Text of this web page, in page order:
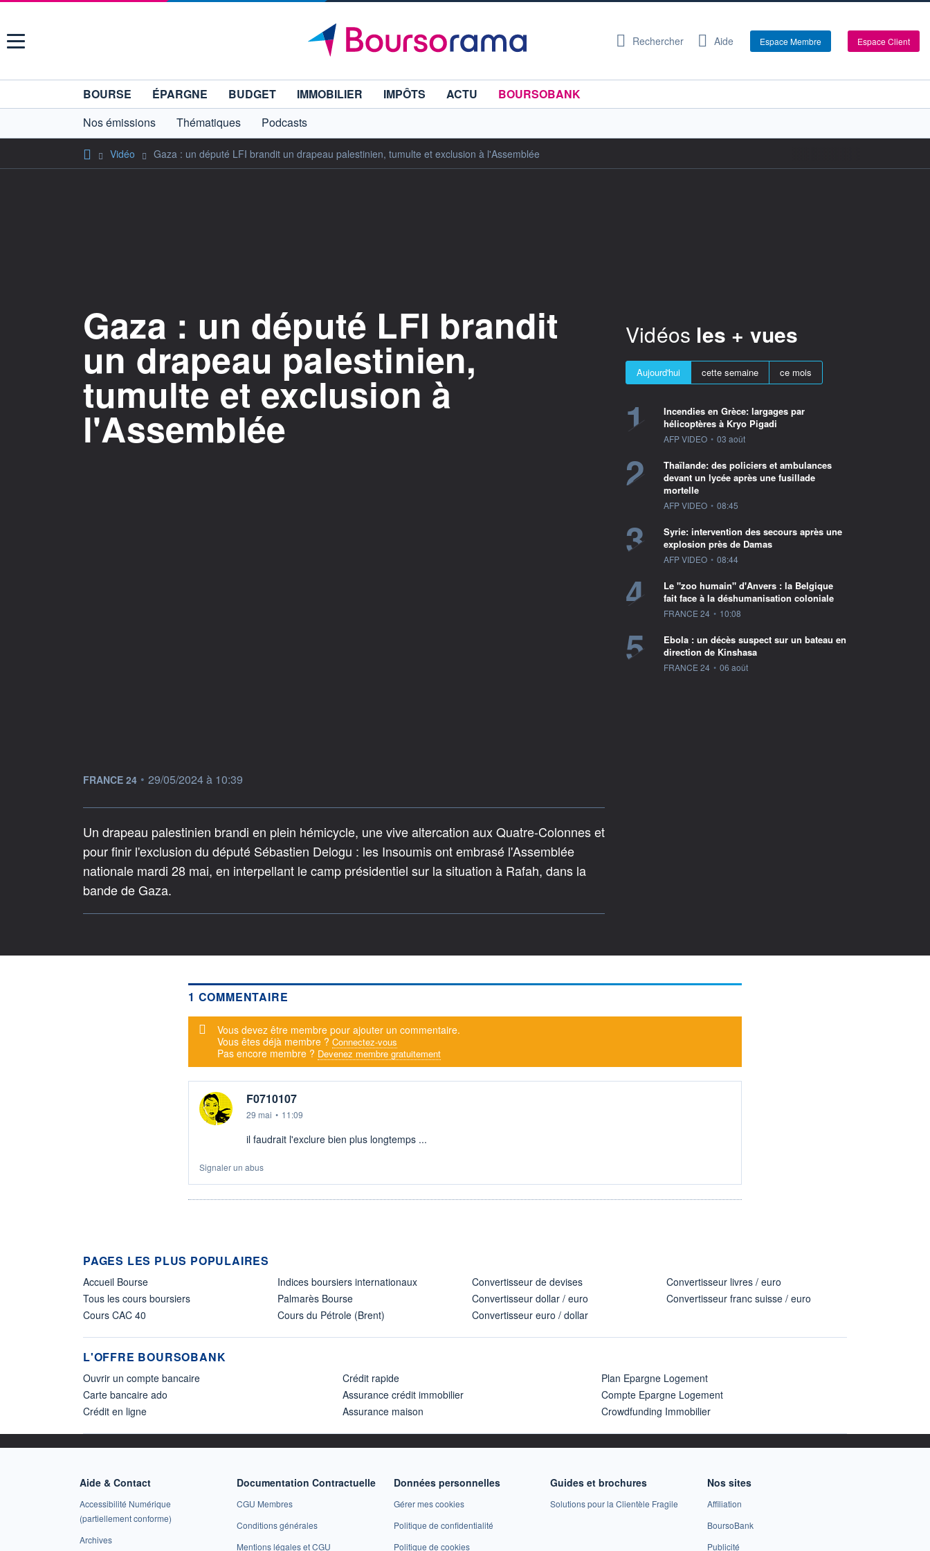
Menu Rechercher Aide Espace Membre Espace Client
BOURSE ÉPARGNE BUDGET IMMOBILIER IMPÔTS ACTU
BOURSOBANK
Nos émissions
Thématiques Podcasts
Vidéo Gaza : un député LFI brandit un drapeau palestinien, tumulte et exclusion à l'Assemblée
Gaza : un député LFI brandit
un drapeau palestinien,
tumulte et exclusion à
l'Assemblée
information fournie par
FRANCE 24 • 29/05/2024 à 10:39
Un drapeau palestinien brandi en plein hémicycle, une vive altercation aux Quatre-Colonnes et
pour finir l'exclusion du député Sébastien Delogu : les Insoumis ont embrasé l'Assemblée
nationale mardi 28 mai, en interpellant le camp présidentiel sur la situation à Rafah, dans la
bande de Gaza.
Vidéos les + vues
Aujourd'hui cette semaine ce mois
1
Incendies en Grèce: largages par
hélicoptères à Kryo Pigadi
information fournie par
AFP VIDEO • 03 août
2
Thaïlande: des policiers et ambulances
devant un lycée après une fusillade
mortelle
information fournie par
AFP VIDEO • 08:45
3
Syrie: intervention des secours après une
explosion près de Damas
information fournie par
AFP VIDEO • 08:44
4
Le "zoo humain" d'Anvers : la Belgique
fait face à la déshumanisation coloniale
information fournie par
FRANCE 24 • 10:08
5
Ebola : un décès suspect sur un bateau en
direction de Kinshasa
information fournie par
FRANCE 24 • 06 août
1 COMMENTAIRE
Message d'alerte
Vous devez être membre pour ajouter un commentaire.
Vous êtes déjà membre ? Connectez-vous
Pas encore membre ? Devenez membre gratuitement
F0710107
29 mai • 11:09
il faudrait l'exclure bien plus longtemps ...
Signaler un abus
PAGES LES PLUS POPULAIRES
Accueil Bourse
Tous les cours boursiers
Cours CAC 40
Indices boursiers internationaux
Palmarès Bourse
Cours du Pétrole (Brent)
Convertisseur de devises
Convertisseur dollar / euro
Convertisseur euro / dollar
Convertisseur livres / euro
Convertisseur franc suisse / euro
L'OFFRE BOURSOBANK
Ouvrir un compte bancaire
Carte bancaire ado
Crédit en ligne
Crédit rapide
Assurance crédit immobilier
Assurance maison
Plan Epargne Logement
Compte Epargne Logement
Crowdfunding Immobilier
Aide & Contact
Accessibilité Numérique
(partiellement conforme)
Archives
Documentation Contractuelle
CGU Membres
Conditions générales
Mentions légales et CGU
Données personnelles
Gérer mes cookies
Politique de confidentialité
Politique de cookies
Guides et brochures
Solutions pour la Clientèle Fragile
Nos sites
Affiliation
BoursoBank
Publicité